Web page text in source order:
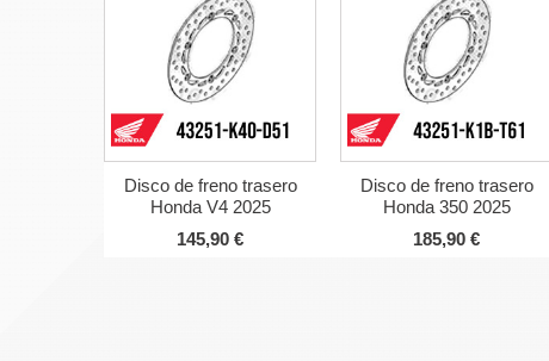
Disco de freno trasero
Honda V4 2025
145,90 €
Disco de freno trasero
Honda 350 2025
185,90 €